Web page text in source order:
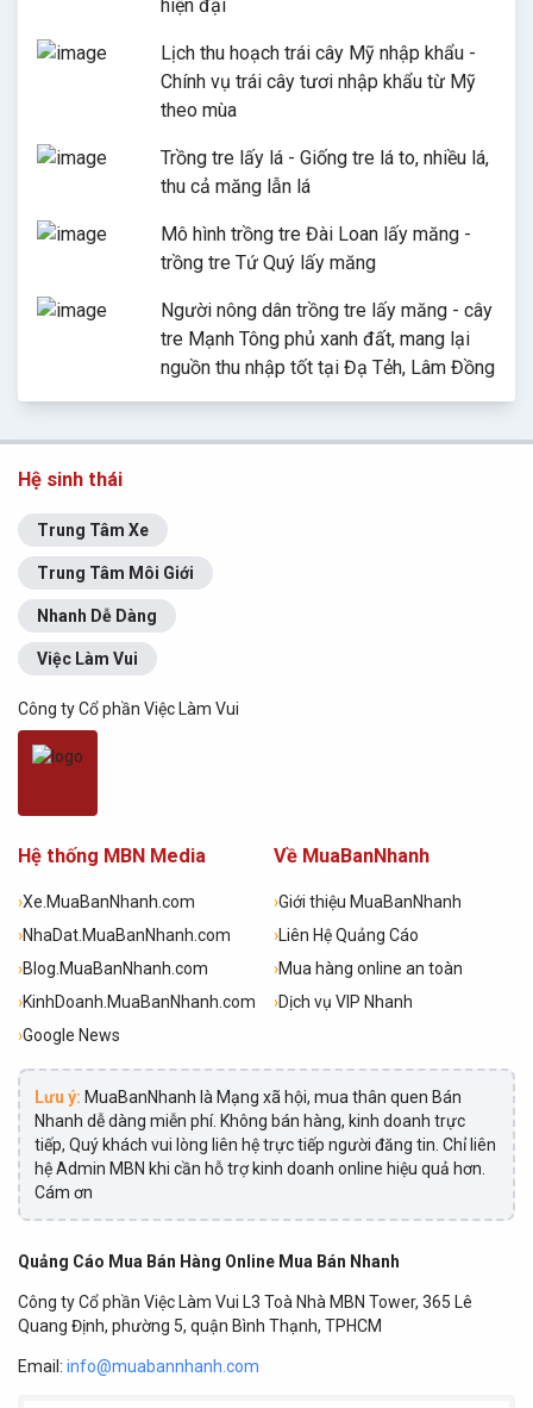
hiện đại
Lịch thu hoạch trái cây Mỹ nhập khẩu -
Chính vụ trái cây tươi nhập khẩu từ Mỹ
theo mùa
Trồng tre lấy lá - Giống tre lá to, nhiều lá,
thu cả măng lẫn lá
Mô hình trồng tre Đài Loan lấy măng -
trồng tre Tứ Quý lấy măng
Người nông dân trồng tre lấy măng - cây
tre Mạnh Tông phủ xanh đất, mang lại
nguồn thu nhập tốt tại Đạ Tẻh, Lâm Đồng
Hệ sinh thái
Trung Tâm Xe
Trung Tâm Môi Giới
Nhanh Dễ Dàng
Việc Làm Vui
Công ty Cổ phần Việc Làm Vui
Hệ thống MBN Media
›Xe.MuaBanNhanh.com
›NhaDat.MuaBanNhanh.com
›Blog.MuaBanNhanh.com
›KinhDoanh.MuaBanNhanh.com
›Google News
Về MuaBanNhanh
›Giới thiệu MuaBanNhanh
›Liên Hệ Quảng Cáo
›Mua hàng online an toàn
›Dịch vụ VIP Nhanh
Lưu ý: MuaBanNhanh là Mạng xã hội, mua thân quen Bán
Nhanh dễ dàng miễn phí. Không bán hàng, kinh doanh trực
tiếp, Quý khách vui lòng liên hệ trực tiếp người đăng tin. Chỉ liên
hệ Admin MBN khi cần hỗ trợ kinh doanh online hiệu quả hơn.
Cám ơn
Quảng Cáo Mua Bán Hàng Online Mua Bán Nhanh
Công ty Cổ phần Việc Làm Vui L3 Toà Nhà MBN Tower, 365 Lê
Quang Định, phường 5, quận Bình Thạnh, TPHCM
Email: info@muabannhanh.com